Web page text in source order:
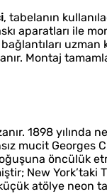
, tabelanın
aparatları ile
Montaj
1898 yılında
mucit Georges
doğuşuna
New York’taki
atölye neon